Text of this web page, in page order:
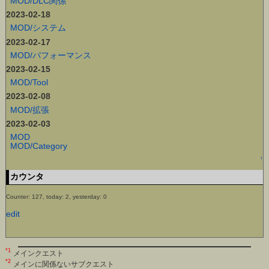
2023-02-18
MOD/システム
2023-02-17
MOD/パフォーマンス
2023-02-15
MOD/Tool
2023-02-08
MOD/拡張
2023-02-03
MOD
MOD/Category
↑
カウンタ
Counter: 127, today: 2, yesterday: 0
edit
*1 メインクエスト
*2 メインに関係ないサブクエスト